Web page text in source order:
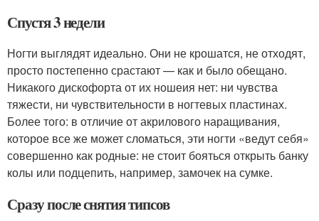
Спустя 3 недели
Ногти выглядят идеально. Они не крошатся, не отходят,
просто постепенно срастают — как и было обещано.
Никакого дискофорта от их ношеия нет: ни чувства
тяжести, ни чувствительности в ногтевых пластинах.
Более того: в отличие от акрилового наращивания,
которое все же может сломаться, эти ногти «ведут себя»
совершенно как родные: не стоит бояться открыть банку
колы или подцепить, например, замочек на сумке.
Сразу после снятия типсов